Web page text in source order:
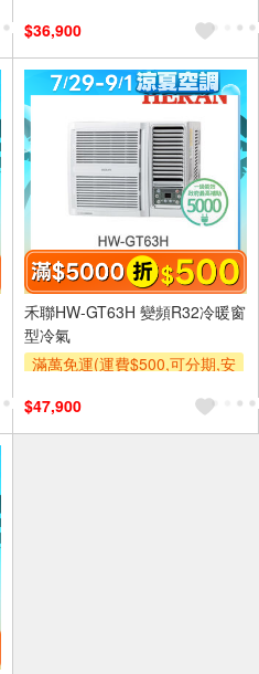
及使用6期以上分期0利率,需付
基本安裝運費)
滿額折$500
$36,900
禾聯HW-GT63H 變頻R32冷暖窗
型冷氣
滿萬免運(運費$500,可分期,安
及使用6期以上分期0利率,需付
基本安裝運費)
$47,900